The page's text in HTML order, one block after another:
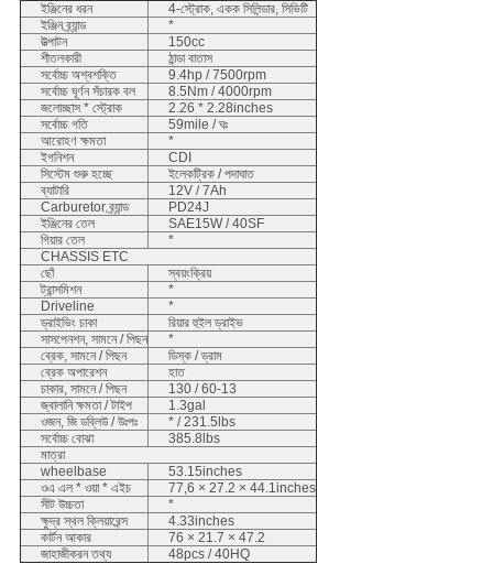
ইঞ্জিনের ধরন
4-স্ট্রোক, একক সিলিন্ডার, সিভিটি
ইঞ্জিন ব্র্যান্ড
*
উত্পাটন
150cc
শীতলকারী
ঠান্ডা বাতাস
সর্বোচ্চ অশ্বশক্তি
9.4hp / 7500rpm
সর্বোচ্চ ঘূর্ণন সঁচারক বল
8.5Nm / 4000rpm
জলোচ্ছাস * স্ট্রোক
2.26 * 2.28inches
সর্বোচ্চ গতি
59mile / ঘঃ
আরোহণ ক্ষমতা
*
ইগনিশন
CDI
সিস্টেম শুরু হচ্ছে
ইলেকট্রিক / পদাঘাত
ব্যাটারি
12V / 7Ah
Carburetor ব্র্যান্ড
PD24J
ইঞ্জিনের তেল
SAE15W / 40SF
গিয়ার তেল
*
CHASSIS ETC
ছোঁ
স্বয়ংক্রিয়
ট্রান্সমিশন
*
Driveline
*
ড্রাইভিং চাকা
রিয়ার হুইল ড্রাইভ
সাসপেনশন, সামনে / পিছন
*
ব্রেক, সামনে / পিছন
ডিস্ক / ড্রাম
ব্রেক অপারেশন
হাত
চাকার, সামনে / পিছন
130 / 60-13
জ্বালানি ক্ষমতা / টাইপ
1.3gal
ওজন, জি ডব্লিউ / উঃপঃ
* / 231.5lbs
সর্বোচ্চ বোঝা
385.8lbs
মাত্রা
wheelbase
53.15inches
ওএ এল * ওয়া * এইচ
77,6 × 27.2 × 44.1inches
সীট উচ্চতা
*
ক্ষুদ্র স্থল ক্লিয়ারেন্স
4.33inches
কার্টন আকার
76 × 21.7 × 47.2
জাহাজীকরন তথ্য
48pcs / 40HQ